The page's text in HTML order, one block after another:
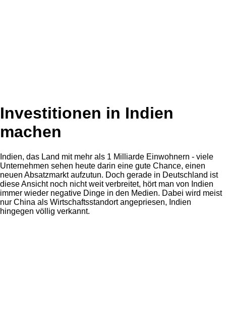
Investitionen in Indien
machen
Indien, das Land mit mehr als 1 Milliarde Einwohnern - viele
Unternehmen sehen heute darin eine gute Chance, einen
neuen Absatzmarkt aufzutun. Doch gerade in Deutschland ist
diese Ansicht noch nicht weit verbreitet, hört man von Indien
immer wieder negative Dinge in den Medien. Dabei wird meist
nur China als Wirtschaftsstandort angepriesen, Indien
hingegen völlig verkannt.